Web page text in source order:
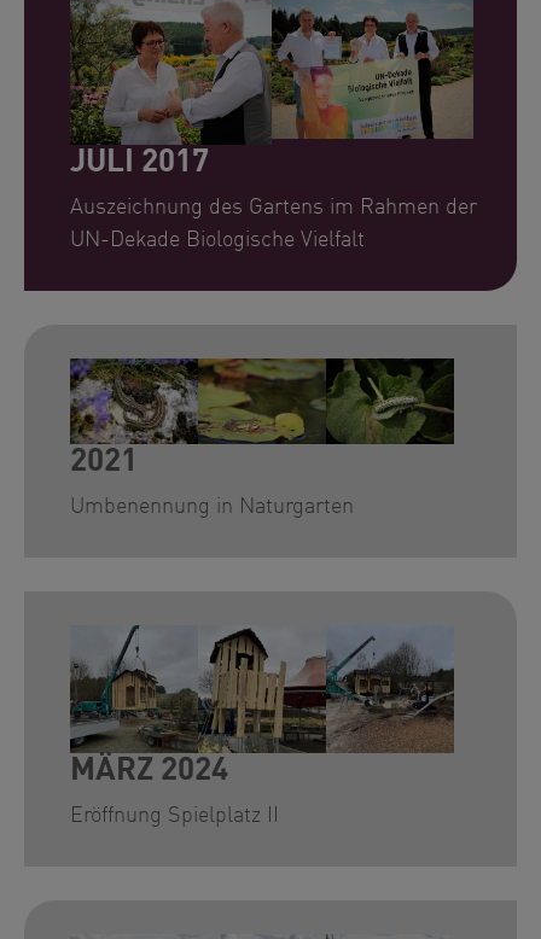
Show larger version for:Show larger version for:
JULI 2017
Auszeichnung des Gartens im Rahmen der
UN-Dekade Biologische Vielfalt
Show larger version for:Show larger version for:
Show larger version
2021
Umbenennung in Naturgarten
Show larger version for:Show larger version for:Show larger version
MÄRZ 2024
Eröffnung Spielplatz II